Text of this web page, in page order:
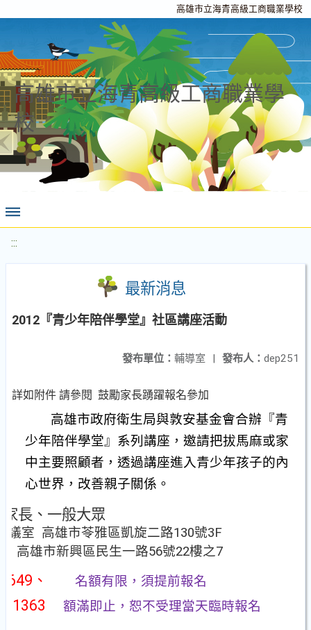
高雄市立海青高級工商職業學校
高雄市立海青高級工商職業學
校
:::
最新消息
2012『青少年陪伴學堂』社區講座活動
發布人： dep251
發布單位： 輔導室 |
詳如附件 請參閱 鼓勵家長踴躍報名參加
高雄市政府衛生局與敦安基金會合辦『青
少年陪伴學堂』系列講座，邀請把拔馬麻或家
中主要照顧者，透過講座進入青少年孩子的內
心世界，改善親子關係。
長、一般大眾
議室 高雄市苓雅區凱旋二路130號3F
高雄市新興區民生一路56號22樓之7
、 名額有限，須提前報名
1363 額滿即止，恕不受理當天臨時報名